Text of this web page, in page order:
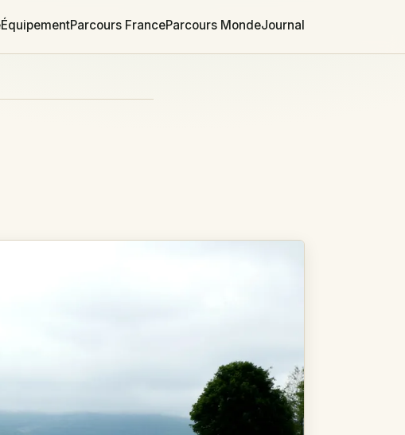
ÉquipementParcours FranceParcours MondeJournal